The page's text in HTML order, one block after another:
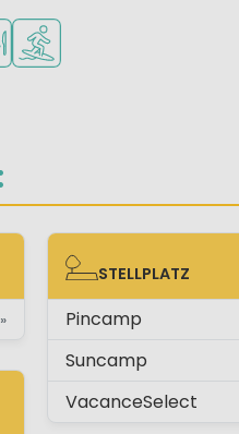
oder Pizzeria
Wassersportmöglichkeiten
STELLPLATZ
STELLPLATZ
Pincamp
Suncamp
VacanceSelect